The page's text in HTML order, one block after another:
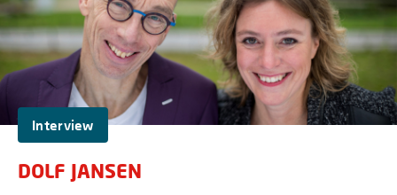
Interview
DOLF JANSEN